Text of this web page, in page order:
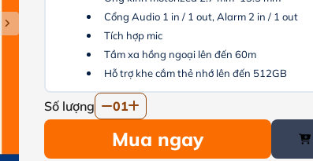
Cổng Audio 1 in / 1 out, Alarm 2 in / 1 out
Tích hợp mic
Tầm xa hồng ngoại lên đến 60m
Hỗ trợ khe cắm thẻ nhớ lên đến 512GB
Số lượng 01
Mua ngay